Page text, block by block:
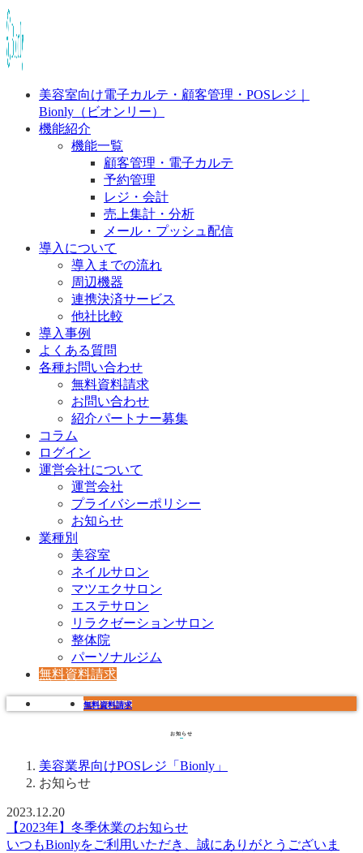
美容室向け電子カルテ・顧客管理・POSレジ｜
Bionly（ビオンリー）
機能紹介
機能一覧
顧客管理・電子カルテ
予約管理
レジ・会計
売上集計・分析
メール・プッシュ配信
導入について
導入までの流れ
周辺機器
連携決済サービス
他社比較
導入事例
よくある質問
各種お問い合わせ
無料資料請求
お問い合わせ
紹介パートナー募集
コラム
ログイン
運営会社について
運営会社
プライバシーポリシー
お知らせ
業種別
美容室
ネイルサロン
マツエクサロン
エステサロン
リラクゼーションサロン
整体院
パーソナルジム
無料資料請求
無料資料請求
お知らせ
お知らせ
2023.12.20
【2023年】冬季休業のお知らせ
いつもBionlyをご利用いただき、誠にありがとうございま